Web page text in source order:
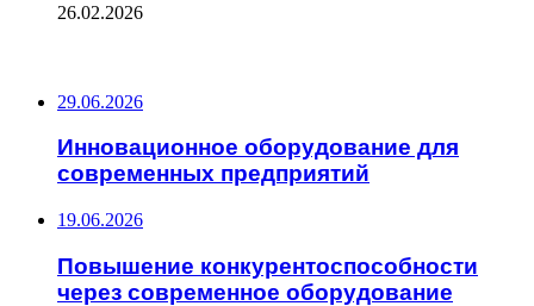
26.02.2026
29.06.2026
Инновационное оборудование для
современных предприятий
19.06.2026
Повышение конкурентоспособности
через современное оборудование